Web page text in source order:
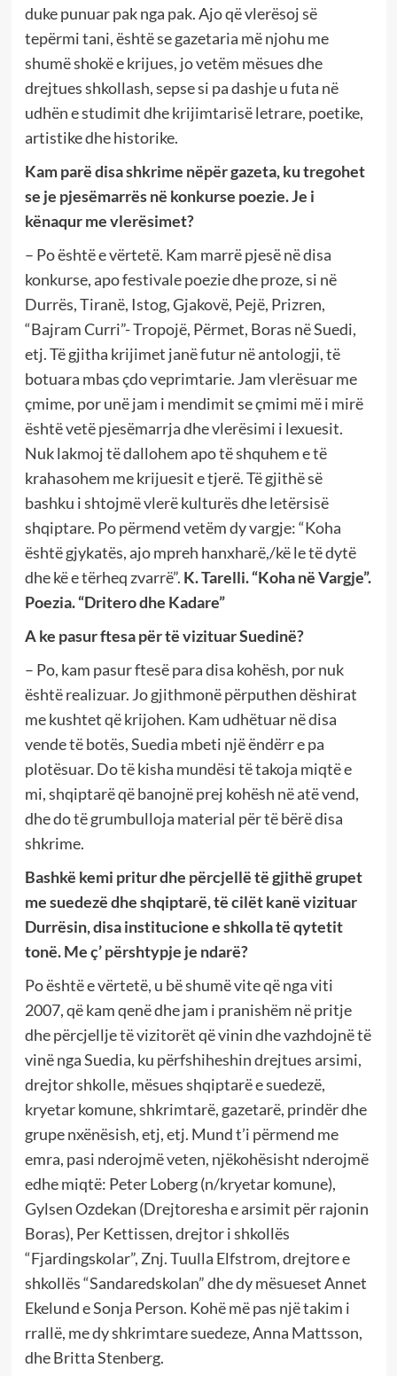
duke punuar pak nga pak. Ajo që vlerësoj së
tepërmi tani, është se gazetaria më njohu me
shumë shokë e krijues, jo vetëm mësues dhe
drejtues shkollash, sepse si pa dashje u futa në
udhën e studimit dhe krijimtarisë letrare, poetike,
artistike dhe historike.
Kam parë disa shkrime nëpër gazeta, ku tregohet
se je pjesëmarrës në konkurse poezie. Je i
kënaqur me vlerësimet?
– Po është e vërtetë. Kam marrë pjesë në disa
konkurse, apo festivale poezie dhe proze, si në
Durrës, Tiranë, Istog, Gjakovë, Pejë, Prizren,
“Bajram Curri”- Tropojë, Përmet, Boras në Suedi,
etj. Të gjitha krijimet janë futur në antologji, të
botuara mbas çdo veprimtarie. Jam vlerësuar me
çmime, por unë jam i mendimit se çmimi më i mirë
është vetë pjesëmarrja dhe vlerësimi i lexuesit.
Nuk lakmoj të dallohem apo të shquhem e të
krahasohem me krijuesit e tjerë. Të gjithë së
bashku i shtojmë vlerë kulturës dhe letërsisë
shqiptare. Po përmend vetëm dy vargje: “Koha
është gjykatës, ajo mpreh hanxharë,/kë le të dytë
dhe kë e tërheq zvarrë”. K. Tarelli. “Koha në Vargje”.
Poezia. “Dritero dhe Kadare”
A ke pasur ftesa për të vizituar Suedinë?
– Po, kam pasur ftesë para disa kohësh, por nuk
është realizuar. Jo gjithmonë përputhen dëshirat
me kushtet që krijohen. Kam udhëtuar në disa
vende të botës, Suedia mbeti një ëndërr e pa
plotësuar. Do të kisha mundësi të takoja miqtë e
mi, shqiptarë që banojnë prej kohësh në atë vend,
dhe do të grumbulloja material për të bërë disa
shkrime.
Bashkë kemi pritur dhe përcjellë të gjithë grupet
me suedezë dhe shqiptarë, të cilët kanë vizituar
Durrësin, disa institucione e shkolla të qytetit
tonë. Me ç’ përshtypje je ndarë?
Po është e vërtetë, u bë shumë vite që nga viti
2007, që kam qenë dhe jam i pranishëm në pritje
dhe përcjellje të vizitorët që vinin dhe vazhdojnë të
vinë nga Suedia, ku përfshiheshin drejtues arsimi,
drejtor shkolle, mësues shqiptarë e suedezë,
kryetar komune, shkrimtarë, gazetarë, prindër dhe
grupe nxënësish, etj, etj. Mund t’i përmend me
emra, pasi nderojmë veten, njëkohësisht nderojmë
edhe miqtë: Peter Loberg (n/kryetar komune),
Gylsen Ozdekan (Drejtoresha e arsimit për rajonin
Boras), Per Kettissen, drejtor i shkollës
“Fjardingskolar”, Znj. Tuulla Elfstrom, drejtore e
shkollës “Sandaredskolan” dhe dy mësueset Annet
Ekelund e Sonja Person. Kohë më pas një takim i
rrallë, me dy shkrimtare suedeze, Anna Mattsson,
dhe Britta Stenberg.